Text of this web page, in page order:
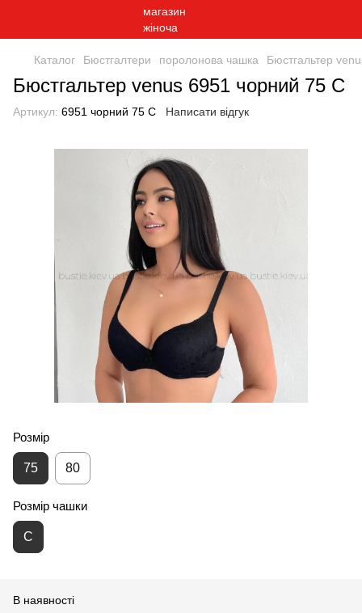
Каталог Бюстгалтери поролонова чашка Бюстгальтер
Бюстгальтер venus 6951 чорний 75 C
Артикул: 6951 чорний 75 C Написати відгук
Розмір
75 80
Розмір чашки
С
В наявності